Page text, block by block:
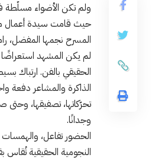
ولم تكن الأضواء
حيث قامت سيدة أعمال
المسرح نجمها المفضل،
لم يكن المشهد استعراضًا
الحقيقي بالفن. ارتباك
الذاكرة والمشاعر دفعة
تحرّكاتها، تصفيقها،
وجدانًا.
الحضور تفاعل،
النجومية الحقيقية تُقاس